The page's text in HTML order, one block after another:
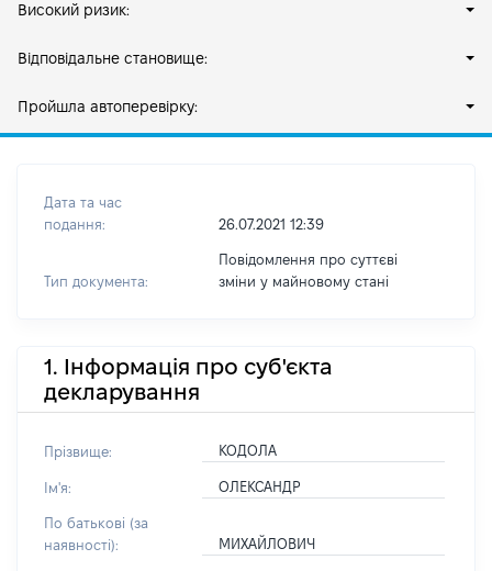
Високий ризик:
Відповідальне становище:
Пройшла автоперевірку:
Дата та час
подання:
26.07.2021 12:39
Тип документа:
Повідомлення про суттєві
зміни y майновому стані
1. Інформація про суб'єкта
декларування
Прізвище: КОДОЛА
Ім'я: ОЛЕКСАНДР
По батькові (за
наявності):
МИХАЙЛОВИЧ